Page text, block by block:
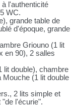
l'authenticité
WC.
grande table de
d'époque, grande
Griouno (1 lit
en 90), 2 salles
lit double), chambre
(1 lit double
2 lits simple et
l'écurie".